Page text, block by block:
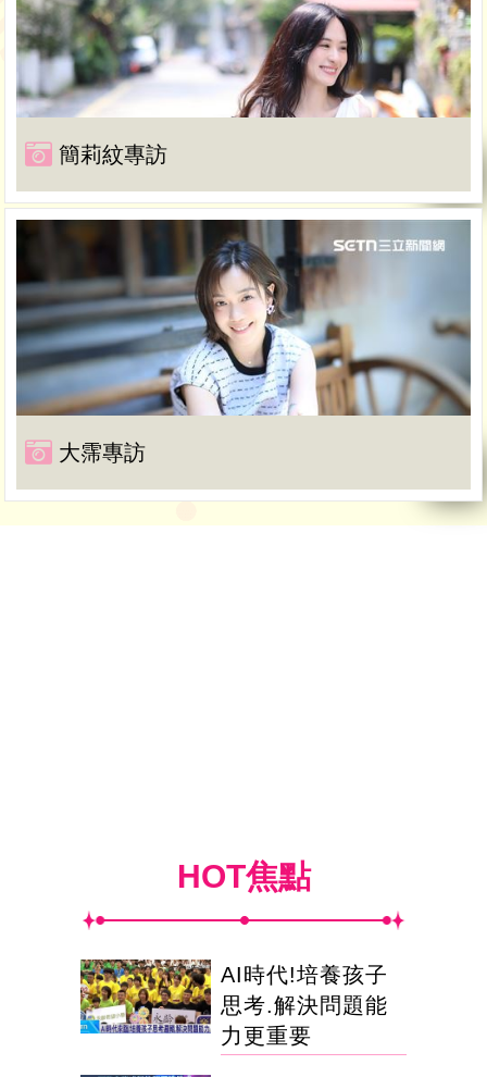
簡莉紋專訪
大霈專訪
HOT焦點
AI時代!培養孩子
思考.解決問題能
力更重要